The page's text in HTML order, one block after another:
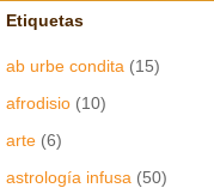
Etiquetas
ab urbe condita (15)
afrodisio (10)
arte (6)
astrología infusa (50)